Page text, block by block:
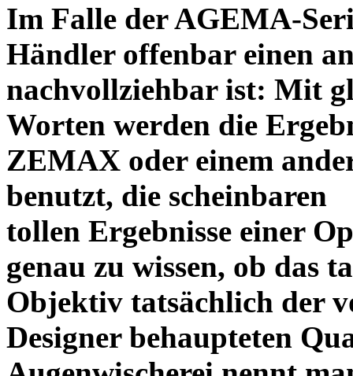
Im Falle der AGEMA-
Händler offenbar einen
nachvollziehbar ist: Mit
Worten werden die
ZEMAX oder einem
benutzt, die scheinbaren
tollen Ergebnisse einer
genau zu wissen, ob das
Objektiv tatsächlich der
Designer behaupteten